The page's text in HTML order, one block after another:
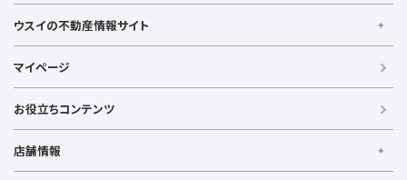
小田急江ノ島線
ブルーライン
みなとみらい線
金沢シーサイドライン
相鉄本線
相鉄いずみ野線
湘南モノレール
逗子駅
センター南
ウスイの不動産情報サイト
【借りる】
賃貸住宅
事業用賃貸
【買う】
マイページ
お役立ちコンテンツ
店舗情報